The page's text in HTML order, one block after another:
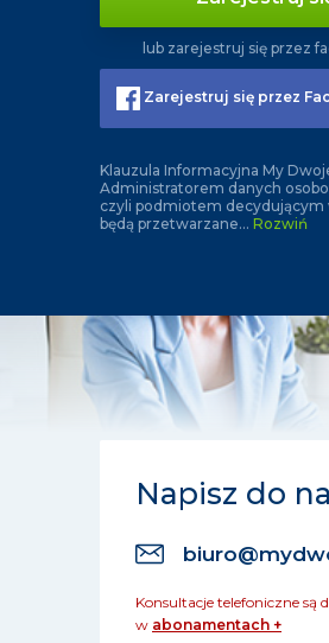
lub zarejestruj się przez
Zarejestruj się przez
Klauzula Informacyjna My
Administratorem danych
czyli podmiotem decydującym
będą przetwarzane... Rozwiń
Napisz do
Konsultacje telefoniczne są
w abonamentach +